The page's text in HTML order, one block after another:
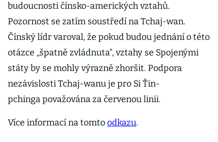
budoucnosti čínsko-amerických vztahů.
Pozornost se zatím soustředí na Tchaj-wan.
Čínský lídr varoval, že pokud budou jednání o této
otázce „špatně zvládnuta“, vztahy se Spojenými
státy by se mohly výrazně zhoršit. Podpora
nezávislosti Tchaj-wanu je pro Si Ťin-
pchinga považována za červenou linii.
Více informací na tomtoodkazu.